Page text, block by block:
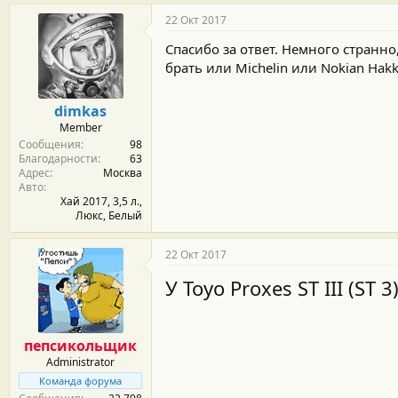
г
о
д
а
р
dimkas
Member
Сообщения
98
Благодарности
63
Адрес
Москва
Авто
Хай 2017, 3,5 л.,
Люкс, Белый
22 Окт 2017
Спасибо за ответ. Немного
брать или Michelin или Nokian
пепсикольщик
Administrator
Команда форума
22 Окт 2017
У Toyo Proxes ST III (ST